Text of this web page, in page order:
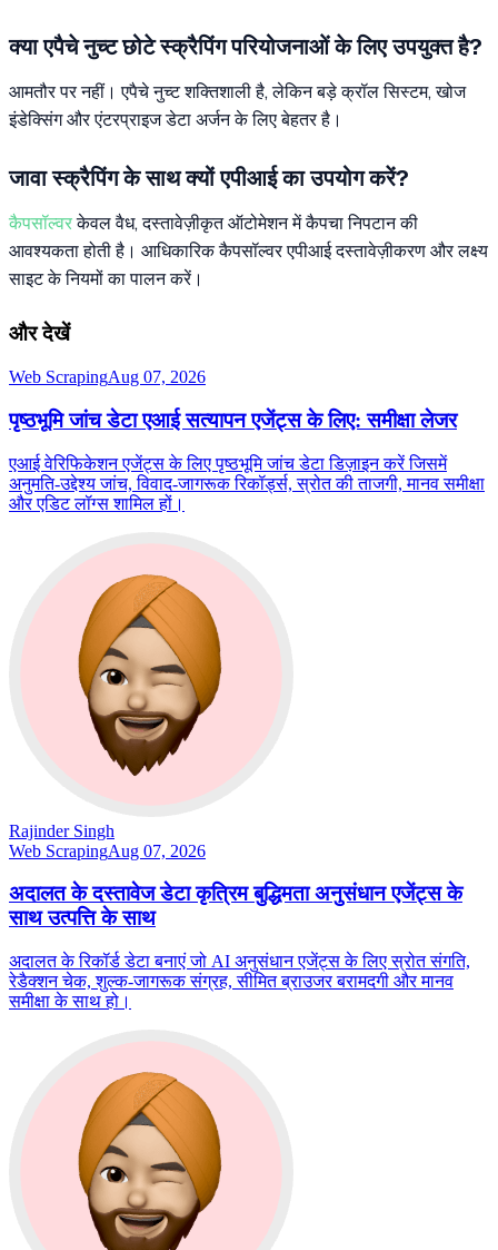
क्या एपैचे नुच्ट छोटे स्क्रैपिंग परियोजनाओं के लिए उपयुक्त है?
आमतौर पर नहीं। एपैचे नुच्ट शक्तिशाली है, लेकिन बड़े क्रॉल सिस्टम, खोज
इंडेक्सिंग और एंटरप्राइज डेटा अर्जन के लिए बेहतर है।
जावा स्क्रैपिंग के साथ क्यों एपीआई का उपयोग करें?
कैपसॉल्वरकेवल वैध, दस्तावेज़ीकृत ऑटोमेशन में कैपचा निपटान की
आवश्यकता होती है। आधिकारिक कैपसॉल्वर एपीआई दस्तावेज़ीकरण और लक्ष्य
साइट के नियमों का पालन करें।
और देखें
Web ScrapingAug 07, 2026
पृष्ठभूमि जांच डेटा एआई सत्यापन एजेंट्स के लिए: समीक्षा लेजर
एआई वेरिफिकेशन एजेंट्स के लिए पृष्ठभूमि जांच डेटा डिज़ाइन करें जिसमें
अनुमति-उद्देश्य जांच, विवाद-जागरूक रिकॉर्ड्स, स्रोत की ताजगी, मानव समीक्षा
और एडिट लॉग्स शामिल हों।
Rajinder Singh
Web ScrapingAug 07, 2026
अदालत के दस्तावेज डेटा कृत्रिम बुद्धिमता अनुसंधान एजेंट्स के
साथ उत्पत्ति के साथ
अदालत के रिकॉर्ड डेटा बनाएं जो AI अनुसंधान एजेंट्स के लिए स्रोत संगति,
रेडैक्शन चेक, शुल्क-जागरूक संग्रह, सीमित ब्राउजर बरामदगी और मानव
समीक्षा के साथ हो।